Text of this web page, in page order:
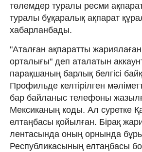
төлемдер туралы ресми
туралы бұқаралық ақпарат
хабарланбады.
"Аталған ақпаратты
орталығы" деп аталатын
парақшаның барлық белгісі
Профильде келтірілген
бар байланыс телефоны
Мексиканың коды. Ал суретке
елтаңбасы қойылған. Бірақ
лентасында оның орнында
Республикасының елтаңбасы